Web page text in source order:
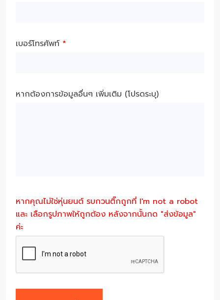
เบอร์โทรศัพท์ *
หากต้องการข้อมูลอื่นๆ เพิ่มเติม (โปรดระบุ)
หากคุณไม่ใช่หุ่นยนต์ รบกวนติ๊กถูกที่ I'm not a robot
และ เลือกรูปภาพให้ถูกต้อง หลังจากนั้นกด "ส่งข้อมูล"
ค่ะ